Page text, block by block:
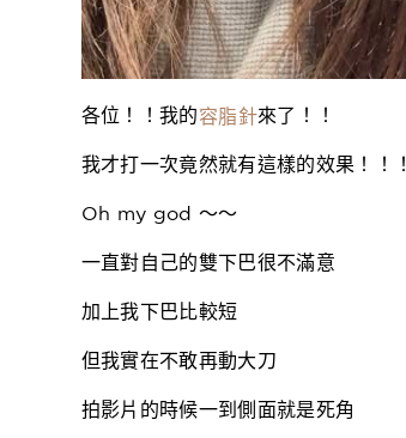
各位！！我的容脂針來了！！
我才打一次竟然就有這樣的效果！！！
Oh my god ～～
一直對自己的雙下巴很不滿意
加上我下巴比較短
但我實在不敢再動大刀
拍影片的時候一到側面就是死角